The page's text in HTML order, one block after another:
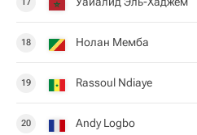
18 Нолан Мемба
19 Rassoul Ndiaye
20 Andy Logbo